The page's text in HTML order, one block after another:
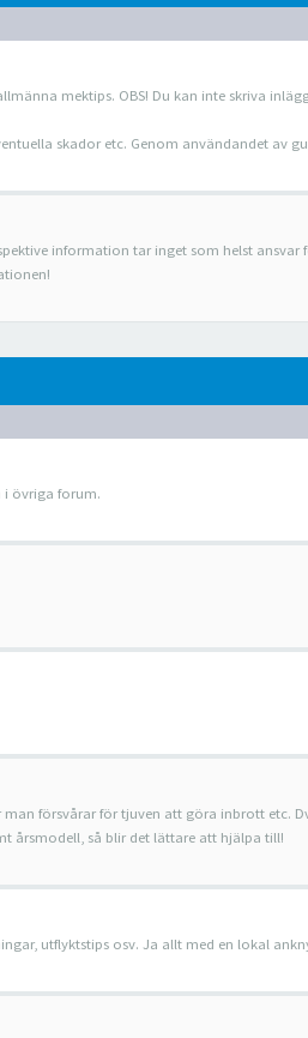
mektips. OBS! Du kan inte skriva
skador etc. Genom användandet av
information tar inget som helst ansvar
i övriga forum.
försvårar för tjuven att göra inbrott etc.
årsmodell, så blir det lättare att hjälpa till!
utflyktstips osv. Ja allt med en lokal